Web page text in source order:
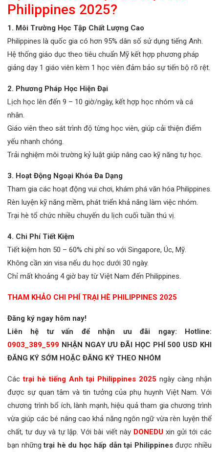
Philippines 2025?
1. Môi Trường Học Tập Chất Lượng Cao
Philippines là quốc gia có hơn 95% dân số sử dụng tiếng Anh.
Hệ thống giáo dục theo tiêu chuẩn Mỹ kết hợp phương pháp
giảng dạy 1 giáo viên kèm 1 học viên đảm bảo sự tiến bộ rõ rệt.
2. Phương Pháp Học Hiện Đại
Lịch học lên đến 9 – 10 giờ/ngày, kết hợp học nhóm và cá
nhân.
Giáo viên theo sát trình độ từng học viên, giúp cải thiện điểm
yếu nhanh chóng.
Trải nghiệm môi trường kỷ luật giúp nâng cao kỹ năng tự học.
3. Hoạt Động Ngoại Khóa Đa Dạng
Tham gia các hoạt động vui chơi, khám phá văn hóa Philippines.
Rèn luyện kỹ năng mềm, phát triển khả năng làm việc nhóm.
Trại hè tổ chức nhiều chuyến du lịch cuối tuần thú vị.
4. Chi Phí Tiết Kiệm
Tiết kiệm hơn 50 – 60% chi phí so với Singapore, Úc, Mỹ.
Không cần xin visa nếu du học dưới 30 ngày.
Chỉ mất khoảng 4 giờ bay từ Việt Nam đến Philippines.
THAM KHẢO CHI PHÍ TRẠI HÈ PHILIPPINES 2025
Đăng ký ngay hôm nay!
Liên hệ tư vấn để nhận ưu đãi ngay: Hotline:
0903_389_599 NHẬN NGAY ƯU ĐÃI HỌC PHÍ 500 USD KHI
ĐĂNG KÝ SỚM HOẶC ĐĂNG KÝ THEO NHÓM
Cáctrại hè tiếng Anh tại Philippines 2025 ngày càng nhận
được sự quan tâm và tin tưởng của phụ huynh Việt Nam. Với
chương trình bổ ích, lành mạnh, hiệu quả tham gia chương trình
vừa giúp các bé nâng cao khả năng ngôn ngữ vừa rèn luyện thể
chất, tư duy và tự lập. Với bài viết nàyDONEDUxin gửi tới các
bạn nhữngtrại hè du học hấp dẫn tại Philippinesđược nhiều